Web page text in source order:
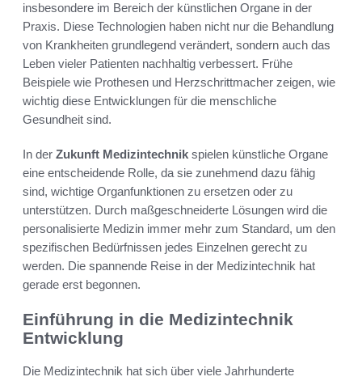
insbesondere im Bereich der künstlichen Organe in der
Praxis. Diese Technologien haben nicht nur die Behandlung
von Krankheiten grundlegend verändert, sondern auch das
Leben vieler Patienten nachhaltig verbessert. Frühe
Beispiele wie Prothesen und Herzschrittmacher zeigen, wie
wichtig diese Entwicklungen für die menschliche
Gesundheit sind.
In der Zukunft Medizintechnik spielen künstliche Organe
eine entscheidende Rolle, da sie zunehmend dazu fähig
sind, wichtige Organfunktionen zu ersetzen oder zu
unterstützen. Durch maßgeschneiderte Lösungen wird die
personalisierte Medizin immer mehr zum Standard, um den
spezifischen Bedürfnissen jedes Einzelnen gerecht zu
werden. Die spannende Reise in der Medizintechnik hat
gerade erst begonnen.
Einführung in die Medizintechnik
Entwicklung
Die Medizintechnik hat sich über viele Jahrhunderte